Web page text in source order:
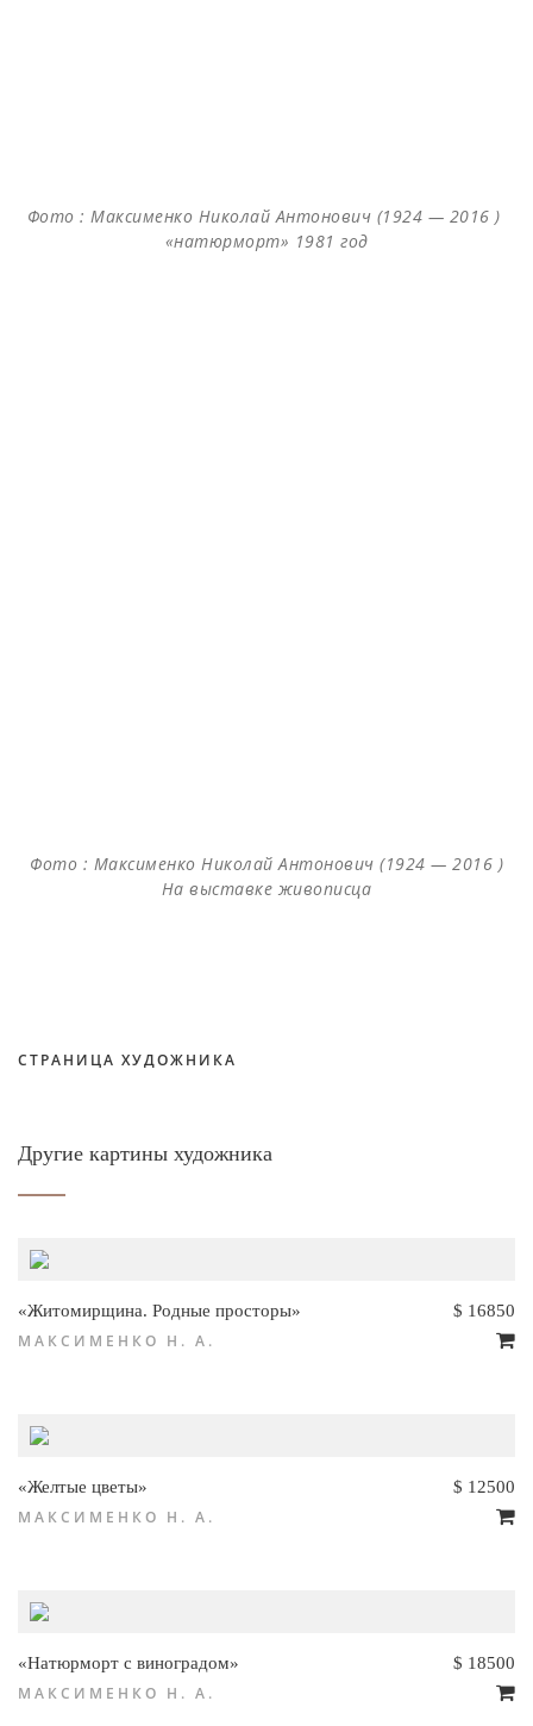
Фото : Максименко Николай Антонович (1924 — 2016 )
«натюрморт» 1981 год
Фото : Максименко Николай Антонович (1924 — 2016 )
На выставке живописца
СТРАНИЦА ХУДОЖНИКА
Другие картины художника
$ 16850
«Житомирщина. Родные просторы»
МАКСИМЕНКО Н. А.
$ 12500
«Желтые цветы»
МАКСИМЕНКО Н. А.
$ 18500
«Натюрморт с виноградом»
МАКСИМЕНКО Н. А.